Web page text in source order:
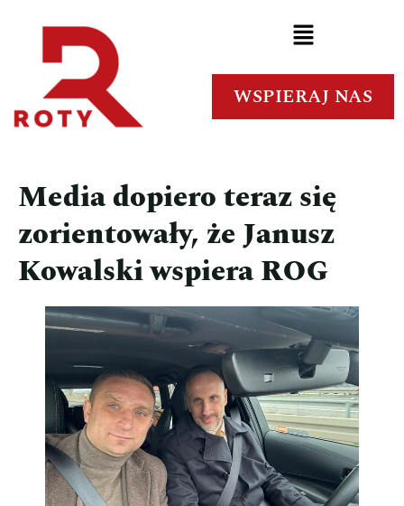
WSPIERAJ NAS
Media dopiero teraz się
zorientowały, że Janusz
Kowalski wspiera ROG